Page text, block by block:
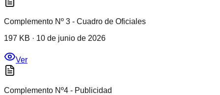
Complemento Nº 3 - Cuadro de Oficiales
197 KB · 10 de junio de 2026
Ver
Complemento Nº4 - Publicidad